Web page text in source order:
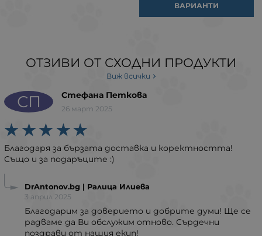
ВАРИАНТИ
ОТЗИВИ ОТ СХОДНИ ПРОДУКТИ
Виж всички
СП Стефана Петкова
26 март 2025
Благодаря за бързата доставка и коректността!
Също и за подаръците :)
DrAntonov.bg | Ралица Илиева
3 април 2025
Благодарим за доверието и добрите думи! Ще се
радваме да Ви обслужим отново. Сърдечни
поздрави от нашия екип!